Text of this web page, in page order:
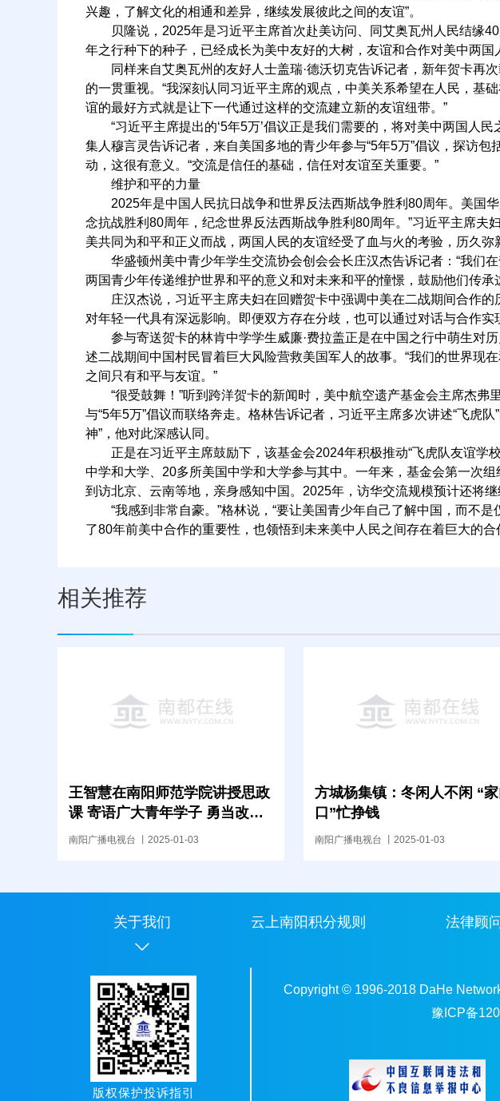
兴趣，了解文化的相通和差异，继续发展彼此之间的友谊”。
贝隆说，2025年是习近平主席首次赴美访问、同艾奥瓦州人民结缘40
年之行种下的种子，已经成长为美中友好的大树，友谊和合作对美中两国
同样来自艾奥瓦州的友好人士盖瑞·德沃切克告诉记者，新年贺卡再
的一贯重视。“我深刻认同习近平主席的观点，中美关系希望在人民，基
谊的最好方式就是让下一代通过这样的交流建立新的友谊纽带。”
“习近平主席提出的‘5年5万’倡议正是我们需要的，将对美中两国人民
集人穆言灵告诉记者，来自美国多地的青少年参与“5年5万”倡议，探访
动，这很有意义。“交流是信任的基础，信任对友谊至关重要。”
维护和平的力量
2025年是中国人民抗日战争和世界反法西斯战争胜利80周年。美国华
念抗战胜利80周年，纪念世界反法西斯战争胜利80周年。”习近平主席夫
美共同为和平和正义而战，两国人民的友谊经受了血与火的考验，历久弥
华盛顿州美中青少年学生交流协会创会会长庄汉杰告诉记者：“我们在
两国青少年传递维护世界和平的意义和对未来和平的憧憬，鼓励他们传承
庄汉杰说，习近平主席夫妇在回赠贺卡中强调中美在二战期间合作的
对年轻一代具有深远影响。即便双方存在分歧，也可以通过对话与合作
参与寄送贺卡的林肯中学学生威廉·费拉盖正是在中国之行中萌生对历
述二战期间中国村民冒着巨大风险营救美国军人的故事。“我们的世界现
之间只有和平与友谊。”
“很受鼓舞！”听到跨洋贺卡的新闻时，美中航空遗产基金会主席杰弗
与“5年5万”倡议而联络奔走。格林告诉记者，习近平主席多次讲述“飞虎
神”，他对此深感认同。
正是在习近平主席鼓励下，该基金会2024年积极推动“飞虎队友谊学
中学和大学、20多所美国中学和大学参与其中。一年来，基金会第一次
到访北京、云南等地，亲身感知中国。2025年，访华交流规模预计还将继
“我感到非常自豪。”格林说，“要让美国青少年自己了解中国，而不是
了80年前美中合作的重要性，也领悟到未来美中人民之间存在着巨大的合
相关推荐
王智慧在南阳师范学院讲授思政
课 寄语广大青年学子 勇当改革
弄潮儿 争做挺膺奋斗者 在中国
南阳广播电视台 丨2025-01-03
方城杨集镇：冬闲人不闲 “家门
口”忙挣钱
南阳广播电视台 丨2025-01-03
关于我们 云上南阳积分规则 法律顾问
版权保护投诉指引
Copyright © 1996-2018 DaHe
豫ICP备